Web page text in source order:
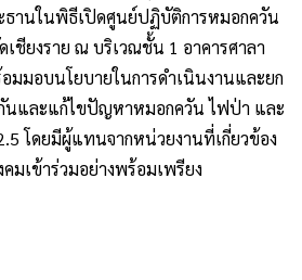
ธานในพิธีเปิดศูนย์ปฏิบัติการหมอกควัน
ชียงราย ณ บริเวณชั้น 1 อาคารศาลา
อมมอบนโยบายในการดำเนินงานและยก
นและแก้ไขปัญหาหมอกควัน ไฟป่า และ
โดยมีผู้แทนจากหน่วยงานที่เกี่ยวข้อง
มเข้าร่วมอย่างพร้อมเพรียง